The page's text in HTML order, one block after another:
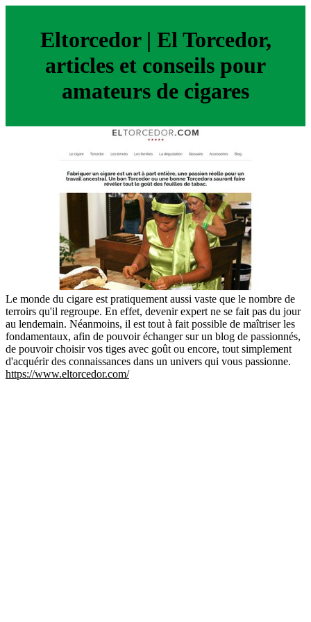
Eltorcedor | El Torcedor,
articles et conseils pour
amateurs de cigares
Le monde du cigare est pratiquement aussi vaste que le nombre de
terroirs qu'il regroupe. En effet, devenir expert ne se fait pas du jour
au lendemain. Néanmoins, il est tout à fait possible de maîtriser les
fondamentaux, afin de pouvoir échanger sur un blog de passionnés,
de pouvoir choisir vos tiges avec goût ou encore, tout simplement
d'acquérir des connaissances dans un univers qui vous passionne.
https://www.eltorcedor.com/